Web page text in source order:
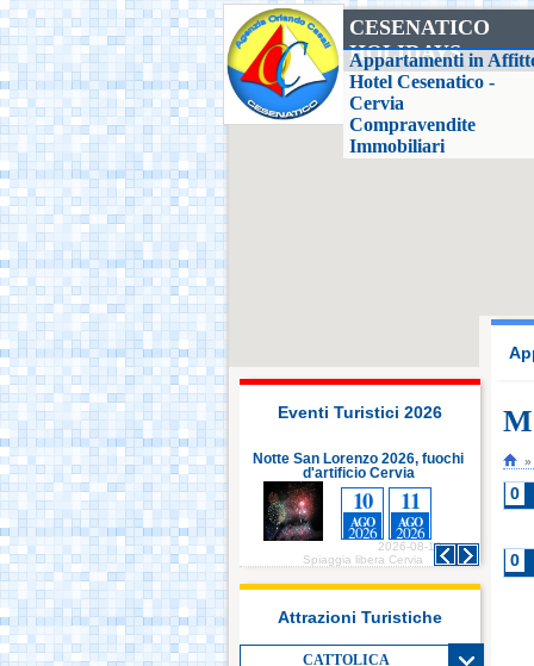
CESENATICO
HOLIDAYS
Appartamenti in
Hotel Cesenatico -
Cervia
Compravendite
Immobiliari
Eventi Turistici 2026
Notte San Lorenzo 2026, fuochi
d'artificio Cervia
10
2026
11
AGO
2026
2026-08-10
Spiaggia libera Cervia
Notte San Lorenzo 2026, fuochi
d'artificio Cervia
10
AGO
2026
11
AGO
2026
2026-08-10
Spiaggia libera Cervia
Attrazioni Turistiche
CATTOLICA
Casa delle Farfalle,
Milano Marittima
Adriatic Golf Club
Cervia - Milano
Marittima
Parco Oltremare -
Fiabilandia Rimini
Italia in Miniatura -
Rimini
Le Navi Acquario -
Cattolica
0
0